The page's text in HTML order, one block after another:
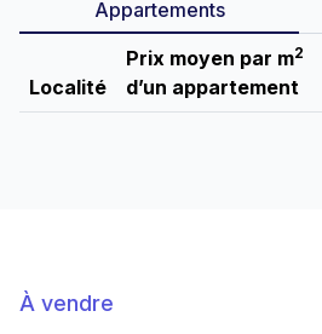
Appartements
Localité
Prix moyen par m2
d’un appartement
À vendre